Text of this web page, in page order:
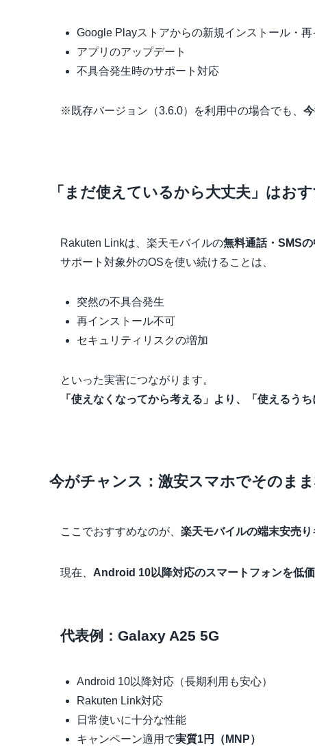
Google Playストアからの新規インストール・
アプリのアップデート
不具合発生時のサポート対応
※既存バージョン（3.6.0）を利用中の場合でも、
「まだ使えているから大丈夫」はお
Rakuten Linkは、楽天モバイルの無料通話・SMSの
サポート対象外のOSを使い続けることは、
突然の不具合発生
再インストール不可
セキュリティリスクの増加
といった実害につながります。
「使えなくなってから考える」より、「使えるう
今がチャンス：激安スマホでそのま
ここでおすすめなのが、 楽天モバイルの端末安売
現在、 Android 10以降対応のスマートフォンを低
代表例：Galaxy A25 5G
Android 10以降対応（長期利用も安心）
Rakuten Link対応
日常使いに十分な性能
キャンペーン適用で実質1円（MNP）